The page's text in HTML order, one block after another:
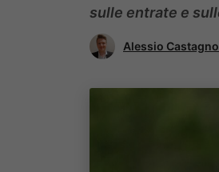
sulle entrate e
Alessio